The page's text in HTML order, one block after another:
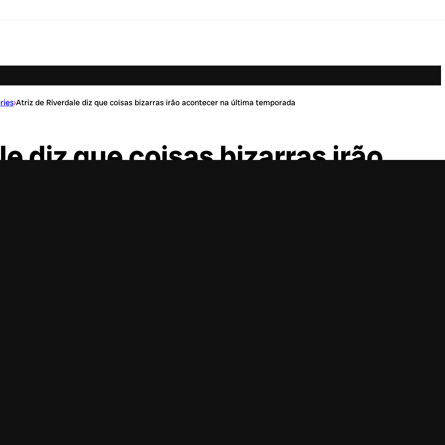
›Atriz de Riverdale diz que coisas bizarras irão acontecer na última temporada
diz que coisas bizarras irão
na última temporada